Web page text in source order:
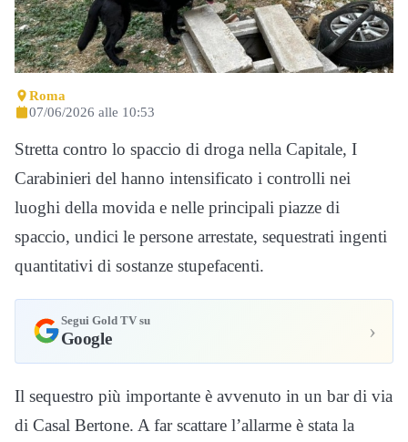
Roma
07/06/2026 alle 10:53
Stretta contro lo spaccio di droga nella Capitale, I
Carabinieri del hanno intensificato i controlli nei
luoghi della movida e nelle principali piazze di
spaccio, undici le persone arrestate, sequestrati ingenti
quantitativi di sostanze stupefacenti.
Segui Gold TV su
Google ›
Il sequestro più importante è avvenuto in un bar di via
di Casal Bertone. A far scattare l’allarme è stata la